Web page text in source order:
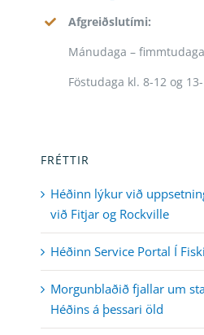
Afgreiðslutími:
Mánudaga –
Föstudaga kl. 8-12 og
FRÉTTIR
Héðinn lýkur við
við Fitjar og Rockville
Héðinn Service Portal Í
Morgunblaðið fjallar um
Héðins á þessari öld